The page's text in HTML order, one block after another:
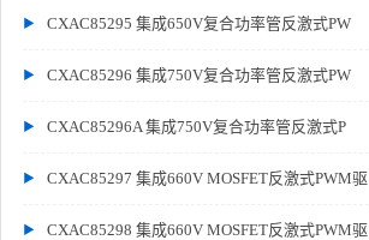
CXAC85295 集成650V复合功率管反激式PW
CXAC85296 集成750V复合功率管反激式PW
CXAC85296A 集成750V复合功率管反激式P
CXAC85297 集成660V MOSFET反激式PWM驱
CXAC85298 集成660V MOSFET反激式PWM驱